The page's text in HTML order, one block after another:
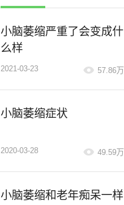
小脑萎缩严重了会变成什
么样
2021-03-23 57.86万
小脑萎缩症状
2020-03-28 49.59万
小脑萎缩和老年痴呆一样